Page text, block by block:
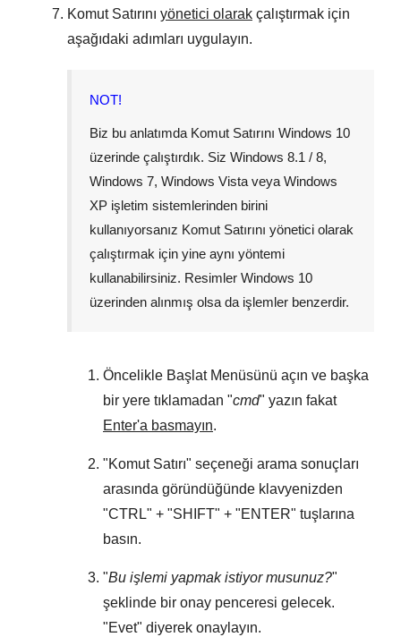
Komut Satırını yönetici olarak çalıştırmak için
aşağıdaki adımları uygulayın.
NOT!
Biz bu anlatımda Komut Satırını Windows 10
üzerinde çalıştırdık. Siz Windows 8.1 / 8,
Windows 7, Windows Vista veya Windows
XP işletim sistemlerinden birini
kullanıyorsanız Komut Satırını yönetici olarak
çalıştırmak için yine aynı yöntemi
kullanabilirsiniz. Resimler Windows 10
üzerinden alınmış olsa da işlemler benzerdir.
Öncelikle Başlat Menüsünü açın ve başka
bir yere tıklamadan "cmd" yazın fakat
Enter'a basmayın.
"Komut Satırı" seçeneği arama sonuçları
arasında göründüğünde klavyenizden
"CTRL" + "SHIFT" + "ENTER" tuşlarına
basın.
"Bu işlemi yapmak istiyor musunuz?"
şeklinde bir onay penceresi gelecek.
"Evet" diyerek onaylayın.